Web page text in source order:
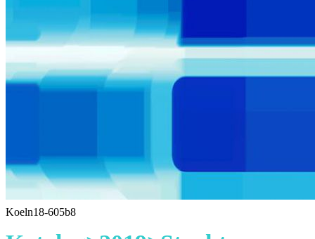
Koeln18-605b8